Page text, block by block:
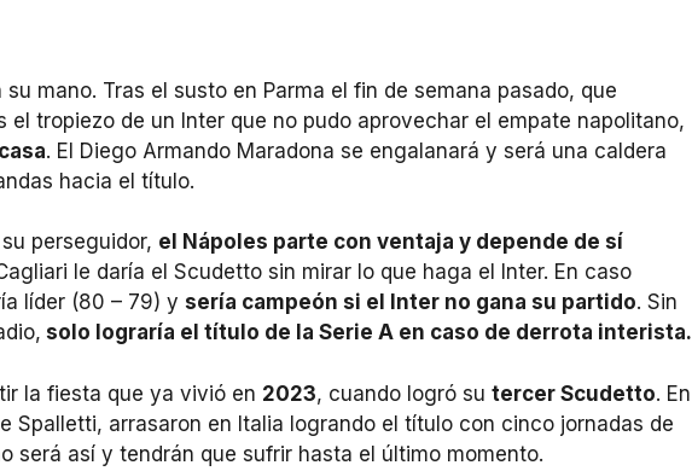
mano. Tras el susto en Parma el fin de semana pasado, que
el tropiezo de un Inter que no pudo aprovechar el empate napolitano,
. El Diego Armando Maradona se engalanará y será una caldera
hacia el título.
perseguidor, el Nápoles parte con ventaja y depende de sí
le daría el Scudetto sin mirar lo que haga el Inter. En caso
líder (80 – 79) y sería campeón si el Inter no gana su partido. Sin
solo lograría el título de la Serie A en caso de derrota interista.
la fiesta que ya vivió en 2023, cuando logró su tercer Scudetto. En
Spalletti, arrasaron en Italia logrando el título con cinco jornadas de
será así y tendrán que sufrir hasta el último momento.